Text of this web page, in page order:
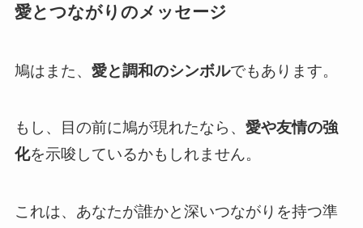
愛とつながりのメッセージ
鳩はまた、 愛と調和のシンボルでもあります。
もし、目の前に鳩が現れたなら、 愛や友情の強
化を示唆しているかもしれません。
これは、あなたが誰かと深いつながりを持つ準